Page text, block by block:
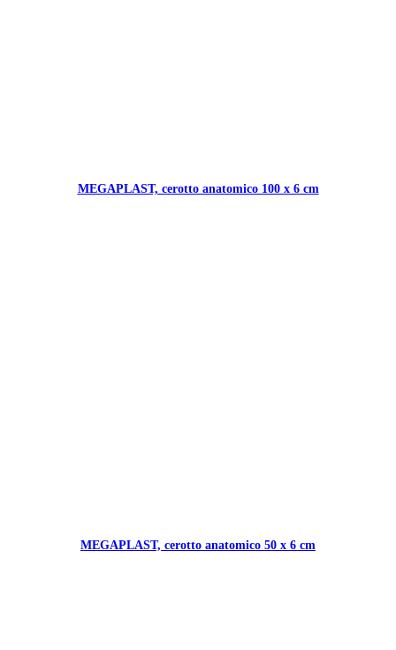
MEGAPLAST, cerotto anatomico 100 x 6 cm
MEGAPLAST, cerotto anatomico 50 x 6 cm